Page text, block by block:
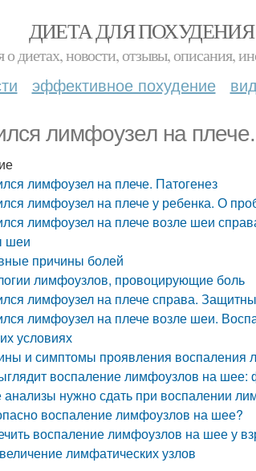
ДИЕТА ДЛЯ ПОХУДЕНИЯ
диетах, новости, отзывы, описания,
эффективное похудение
лимфоузел на
лимфоузел на плече. Патогенез
лимфоузел на плече у ребенка. О
лимфоузел на плече возле шеи
шеи
причины болей
лимфоузлов, провоцирующие боль
лимфоузел на плече справа.
лимфоузел на плече возле шеи.
условиях
и симптомы проявления воспаления
воспаление лимфоузлов на шее:
анализы нужно сдать при воспалении
воспаление лимфоузлов на шее?
воспаление лимфоузлов на шее у
лимфатических узлов